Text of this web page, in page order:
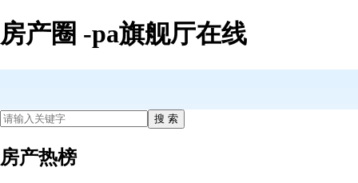
房产圈 -pa旗舰厅在线
房产热榜